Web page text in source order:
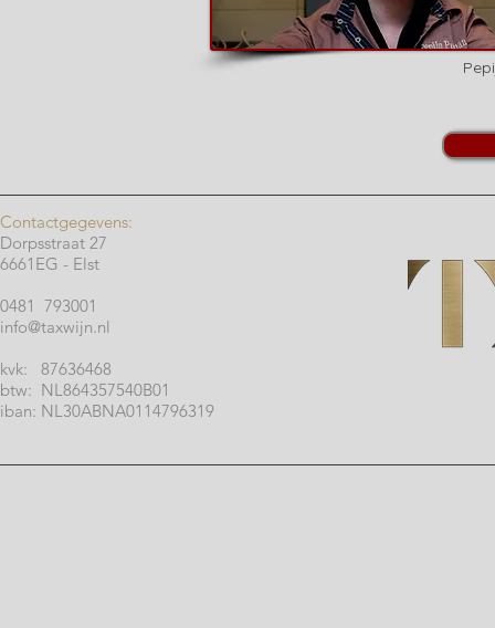
Contactgegevens:
Dorpsstraat 27
6661EG - Elst
0481 793001
info@taxwijn.nl
kvk: 87636468
btw: NL864357540B01
iban: NL30ABNA0114796319